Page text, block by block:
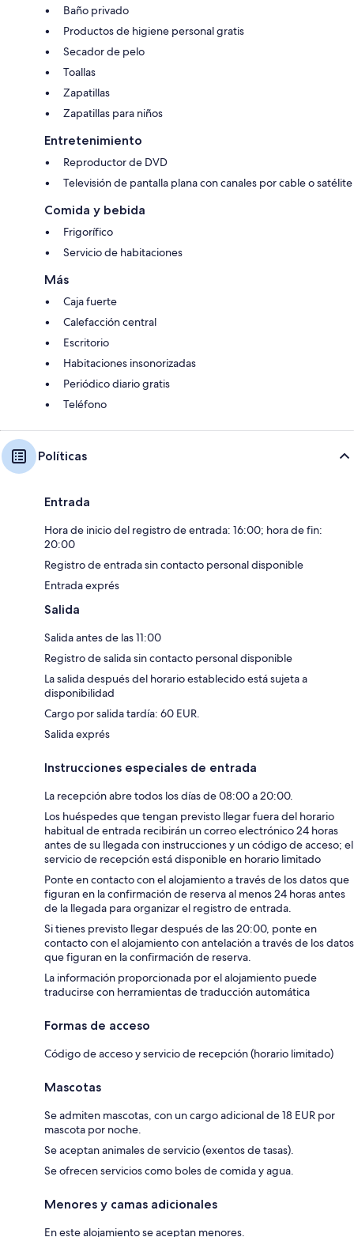
Baño privado
Productos de higiene personal gratis
Secador de pelo
Toallas
Zapatillas
Zapatillas para niños
Entretenimiento
Reproductor de DVD
Televisión de pantalla plana con canales por cable o satélite
Comida y bebida
Frigorífico
Servicio de habitaciones
Más
Caja fuerte
Calefacción central
Escritorio
Habitaciones insonorizadas
Periódico diario gratis
Teléfono
Políticas
Entrada
Hora de inicio del registro de entrada: 16:00; hora de fin:
20:00
Registro de entrada sin contacto personal disponible
Entrada exprés
Salida
Salida antes de las 11:00
Registro de salida sin contacto personal disponible
La salida después del horario establecido está sujeta a
disponibilidad
Cargo por salida tardía: 60 EUR.
Salida exprés
Instrucciones especiales de entrada
La recepción abre todos los días de 08:00 a 20:00.
Los huéspedes que tengan previsto llegar fuera del horario
habitual de entrada recibirán un correo electrónico 24 horas
antes de su llegada con instrucciones y un código de acceso; el
servicio de recepción está disponible en horario limitado
Ponte en contacto con el alojamiento a través de los datos que
figuran en la confirmación de reserva al menos 24 horas antes
de la llegada para organizar el registro de entrada.
Si tienes previsto llegar después de las 20:00, ponte en
contacto con el alojamiento con antelación a través de los datos
que figuran en la confirmación de reserva.
La información proporcionada por el alojamiento puede
traducirse con herramientas de traducción automática
Formas de acceso
Código de acceso y servicio de recepción (horario limitado)
Mascotas
Se admiten mascotas, con un cargo adicional de 18 EUR por
mascota por noche.
Se aceptan animales de servicio (exentos de tasas).
Se ofrecen servicios como boles de comida y agua.
Menores y camas adicionales
En este alojamiento se aceptan menores.